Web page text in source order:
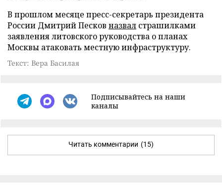
В прошлом месяце пресс-секретарь президента
России Дмитрий Песков назвал страшилками
заявления литовского руководства о планах
Москвы атаковать местную инфраструктуру.
Текст: Вера Басилая
Подписывайтесь на наши
каналы
Читать комментарии (15)